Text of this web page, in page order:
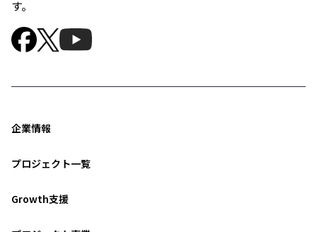
す。
企業情報
プロジェクト一覧
Growth支援